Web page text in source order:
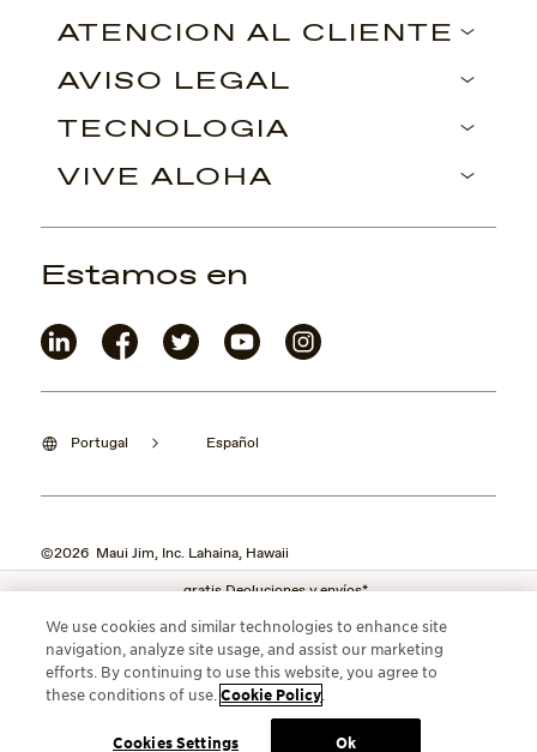
gratis Deoluciones y envíos*
ATENCIÓN AL CLIENTE
AVISO LEGAL
TECNOLOGÍA
VIVE ALOHA
Portugal Español
©2026 Maui Jim, Inc. Lahaina, Hawaii
Estamos en
We use cookies and similar technologies to enhance site
navigation, analyze site usage, and assist our marketing
efforts. By continuing to use this website, you agree to
these conditions of use.Cookie Policy
Cookies Settings Ok